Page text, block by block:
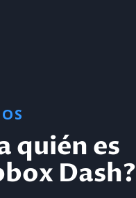
quién es
Dash?